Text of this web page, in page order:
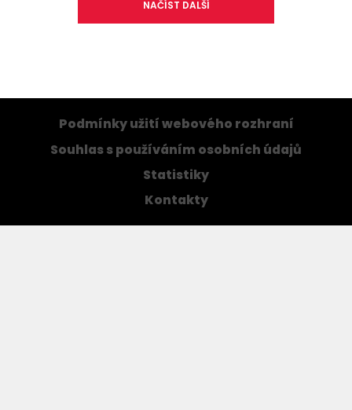
NAČÍST DALŠÍ
Podmínky užití webového rozhraní
Souhlas s používáním osobních údajů
Statistiky
Kontakty